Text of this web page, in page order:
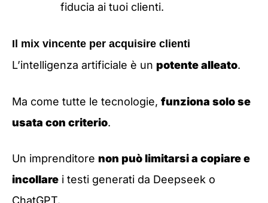
fiducia ai tuoi clienti.
Il mix vincente per acquisire clienti
L’intelligenza artificiale è un potente alleato.
Ma come tutte le tecnologie, funziona solo se
usata con criterio.
Un imprenditore non può limitarsi a copiare e
incollare i testi generati da Deepseek o
ChatGPT.